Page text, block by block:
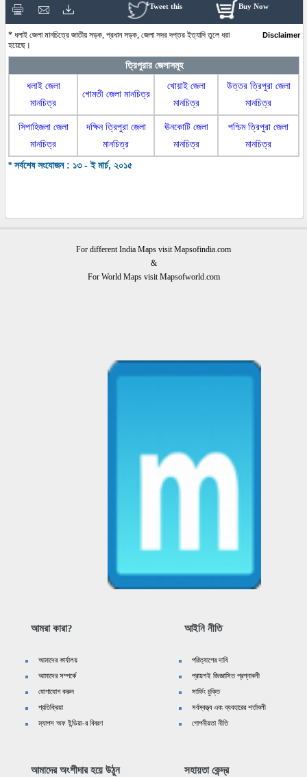
Buy Now
Tweet this
* ধলাই জেলা মানচিত্রে জাতীয় সড়ক, প্রধান সড়ক, জেলা সদর দপ্তর ইত্যাদি তুলে ধরা
হয়েছে।
Disclaimer
ত্রিপুরার জেলাসমূহ
ধলাই জেলা
মানচিত্র
গোমতী জেলা মানচিত্র
খোয়াই জেলা
মানচিত্র
উত্তর ত্রিপুরা জেলা
মানচিত্র
সিপাহিজলা জেলা
মানচিত্র
দক্ষিন ত্রিপুরা জেলা
মানচিত্র
ঊনকোটি জেলা
মানচিত্র
পশ্চিম ত্রিপুরা জেলা
মানচিত্র
* সর্বশেষ সংযোজন : ১৩ - ই মার্চ, ২০১৫
For different India Maps visit Mapsofindia.com
&
For World Maps visit Mapsofworld.com
আমরা কারা?
আমাদের কার্যালয়
আমাদের সম্পর্কে
যোগাযোগ করুন
প্রতিক্রিয়া
ম্যাপস অফ ইন্ডিয়া-র বিবরণ
আইনি নীতি
পরিত্যাগের দাবি
প্রায়শই জিজ্ঞাসিত প্রশ্নাবলী
সার্ফিং চুক্তি
সর্বস্বত্ত্ব এবং ব্যবহারের শর্তাবলী
গোপনীয়তা নীতি
আমাদের অংশীদার হয়ে উঠুন সহায়তা কেন্দ্র